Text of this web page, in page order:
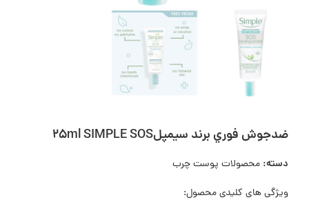
ضدجوش فوري برند سيمپل25ml SIMPLE SOS
دسته: محصولات پوست چرب
ویژگی های کلیدی محصول: